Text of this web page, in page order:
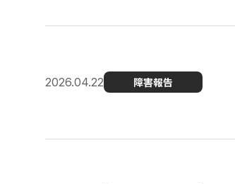
2026.04.22 障害報告